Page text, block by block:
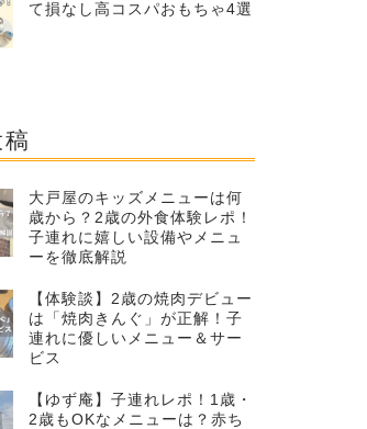
て損なし高コスパおもちゃ4選
大戸屋のキッズメニューは何
歳から？2歳の外食体験レポ！
子連れに嬉しい設備やメニュ
ーを徹底解説
【体験談】2歳の焼肉デビュー
は「焼肉きんぐ」が正解！子
連れに優しいメニュー＆サー
ビス
【ゆず庵】子連れレポ！1歳・
2歳もOKなメニューは？赤ち